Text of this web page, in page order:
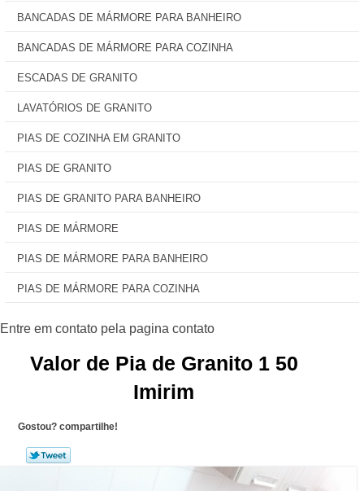
BANCADAS DE MÁRMORE PARA BANHEIRO
BANCADAS DE MÁRMORE PARA COZINHA
ESCADAS DE GRANITO
LAVATÓRIOS DE GRANITO
PIAS DE COZINHA EM GRANITO
PIAS DE GRANITO
PIAS DE GRANITO PARA BANHEIRO
PIAS DE MÁRMORE
PIAS DE MÁRMORE PARA BANHEIRO
PIAS DE MÁRMORE PARA COZINHA
Valor de Pia de Granito 1 50
Imirim
Gostou? compartilhe!